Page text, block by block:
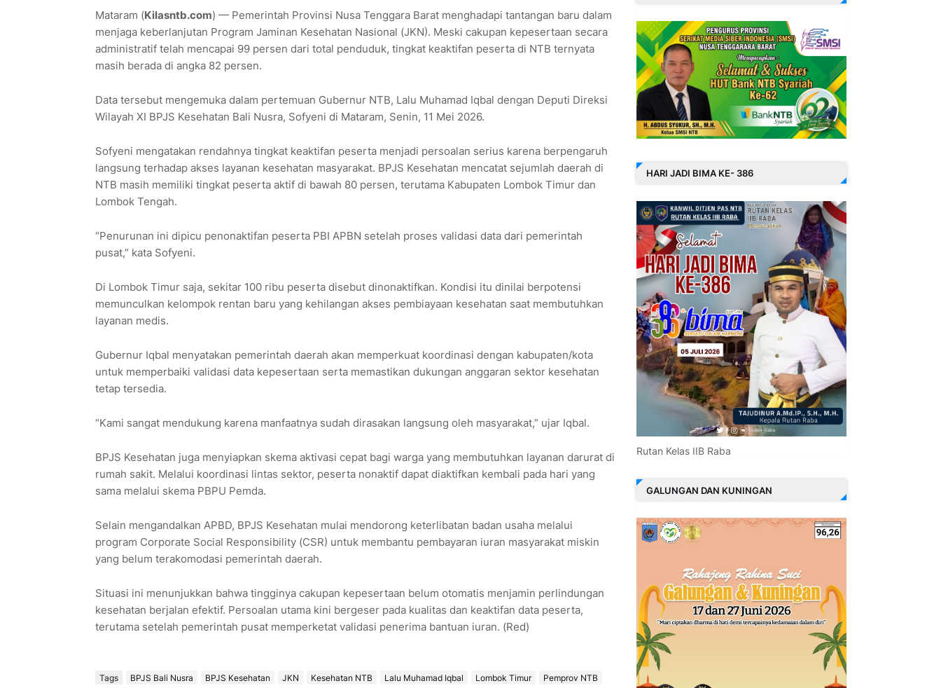
Mataram (Kilasntb.com) — Pemerintah Provinsi Nusa Tenggara Barat menghadapi tantangan baru dalam
menjaga keberlanjutan Program Jaminan Kesehatan Nasional (JKN). Meski cakupan kepesertaan secara
administratif telah mencapai 99 persen dari total penduduk, tingkat keaktifan peserta di NTB ternyata
masih berada di angka 82 persen.
Data tersebut mengemuka dalam pertemuan Gubernur NTB, Lalu Muhamad Iqbal dengan Deputi Direksi
Wilayah XI BPJS Kesehatan Bali Nusra, Sofyeni di Mataram, Senin, 11 Mei 2026.
Sofyeni mengatakan rendahnya tingkat keaktifan peserta menjadi persoalan serius karena berpengaruh
langsung terhadap akses layanan kesehatan masyarakat. BPJS Kesehatan mencatat sejumlah daerah di
NTB masih memiliki tingkat peserta aktif di bawah 80 persen, terutama Kabupaten Lombok Timur dan
Lombok Tengah.
“Penurunan ini dipicu penonaktifan peserta PBI APBN setelah proses validasi data dari pemerintah
pusat,” kata Sofyeni.
Di Lombok Timur saja, sekitar 100 ribu peserta disebut dinonaktifkan. Kondisi itu dinilai berpotensi
memunculkan kelompok rentan baru yang kehilangan akses pembiayaan kesehatan saat membutuhkan
layanan medis.
Gubernur Iqbal menyatakan pemerintah daerah akan memperkuat koordinasi dengan kabupaten/kota
untuk memperbaiki validasi data kepesertaan serta memastikan dukungan anggaran sektor kesehatan
tetap tersedia.
“Kami sangat mendukung karena manfaatnya sudah dirasakan langsung oleh masyarakat,” ujar Iqbal.
BPJS Kesehatan juga menyiapkan skema aktivasi cepat bagi warga yang membutuhkan layanan darurat di
rumah sakit. Melalui koordinasi lintas sektor, peserta nonaktif dapat diaktifkan kembali pada hari yang
sama melalui skema PBPU Pemda.
Selain mengandalkan APBD, BPJS Kesehatan mulai mendorong keterlibatan badan usaha melalui
program Corporate Social Responsibility (CSR) untuk membantu pembayaran iuran masyarakat miskin
yang belum terakomodasi pemerintah daerah.
Situasi ini menunjukkan bahwa tingginya cakupan kepesertaan belum otomatis menjamin perlindungan
kesehatan berjalan efektif. Persoalan utama kini bergeser pada kualitas dan keaktifan data peserta,
terutama setelah pemerintah pusat memperketat validasi penerima bantuan iuran. (Red)
Tags BPJS Bali Nusra BPJS Kesehatan JKN Kesehatan NTB Lalu Muhamad Iqbal Lombok Timur
Pemprov NTB
HARI JADI BIMA KE- 386
Rutan Kelas IIB Raba
GALUNGAN DAN KUNINGAN